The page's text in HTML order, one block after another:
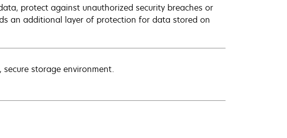
protect against unauthorized security breaches or
an additional layer of protection for data stored on
storage environment.